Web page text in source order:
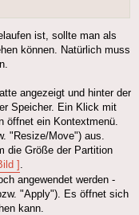
ist, sollte man als
können. Natürlich muss
angezeigt und hinter der
Speicher. Ein Klick mit
öffnet ein Kontextmenü.
"Resize/Move") aus.
die Größe der Partition
]
angewendet werden -
"Apply"). Es öffnet sich
kann.